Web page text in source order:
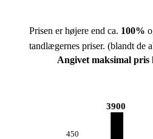
Prisen er højere end ca. 100%
tandlægernes priser. (blandt de
Angivet maksimal pris
450
3900